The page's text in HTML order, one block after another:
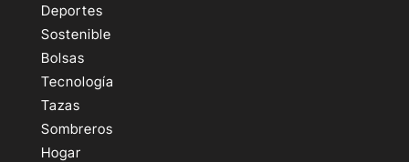
Deportes
Sostenible
Bolsas
Tecnología
Tazas
Sombreros
Hogar